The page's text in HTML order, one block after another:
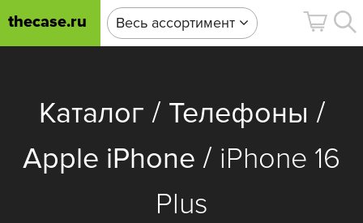
thecase.ru Весь ассортимент
Каталог / Телефоны /
Apple iPhone / iPhone 16
Plus